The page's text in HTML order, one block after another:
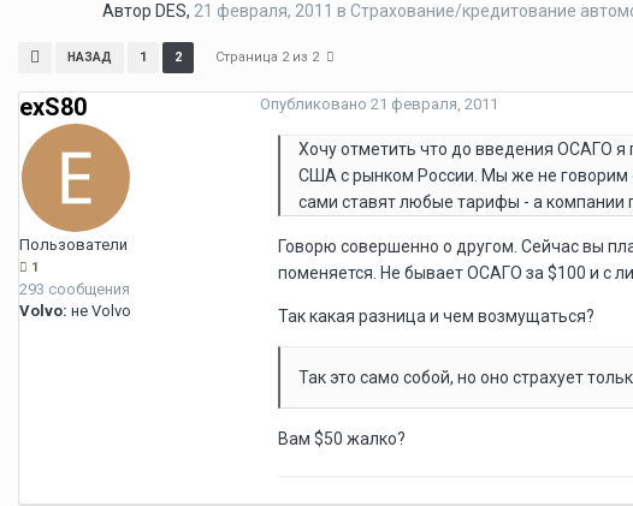
Автор DES, 21 февраля, 2011 в Страхование/кредитование
НАЗАД 1 2 Страница 2 из 2
exS80
Пользователи
1
293 сообщения
Volvo: не Volvo
Опубликовано 21 февраля, 2011
Хочу отметить что до введения ОСАГО я
США с рынком России. Мы же не говорим
сами ставят любые тарифы - а компании
Говорю совершенно о другом. Сейчас вы
поменяется. Не бывает ОСАГО за $100 и с
Так какая разница и чем возмущаться?
Так это само собой, но оно страхует
Вам $50 жалко?